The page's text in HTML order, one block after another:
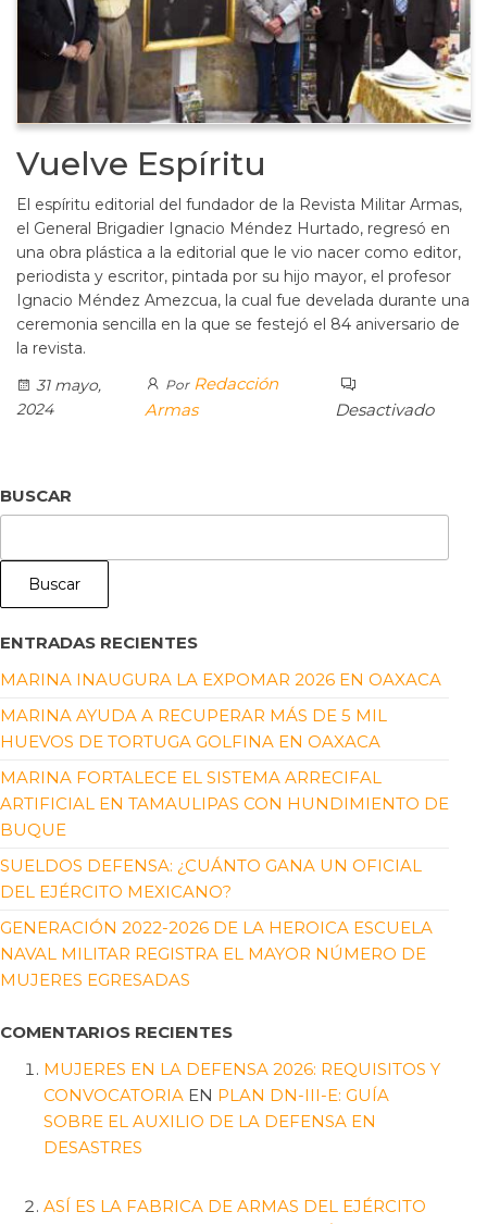
Vuelve Espíritu
El espíritu editorial del fundador de la Revista Militar Armas,
el General Brigadier Ignacio Méndez Hurtado, regresó en
una obra plástica a la editorial que le vio nacer como editor,
periodista y escritor, pintada por su hijo mayor, el profesor
Ignacio Méndez Amezcua, la cual fue develada durante una
ceremonia sencilla en la que se festejó el 84 aniversario de
la revista.
31 mayo,
2024
Por Redacción
Armas
Desactivado
BUSCAR
Buscar
ENTRADAS RECIENTES
MARINA INAUGURA LA EXPOMAR 2026 EN OAXACA
MARINA AYUDA A RECUPERAR MÁS DE 5 MIL
HUEVOS DE TORTUGA GOLFINA EN OAXACA
MARINA FORTALECE EL SISTEMA ARRECIFAL
ARTIFICIAL EN TAMAULIPAS CON HUNDIMIENTO DE
BUQUE
SUELDOS DEFENSA: ¿CUÁNTO GANA UN OFICIAL
DEL EJÉRCITO MEXICANO?
GENERACIÓN 2022-2026 DE LA HEROICA ESCUELA
NAVAL MILITAR REGISTRA EL MAYOR NÚMERO DE
MUJERES EGRESADAS
COMENTARIOS RECIENTES
MUJERES EN LA DEFENSA 2026: REQUISITOS Y
CONVOCATORIA EN PLAN DN-III-E: GUÍA
SOBRE EL AUXILIO DE LA DEFENSA EN
DESASTRES
ASÍ ES LA FABRICA DE ARMAS DEL EJÉRCITO